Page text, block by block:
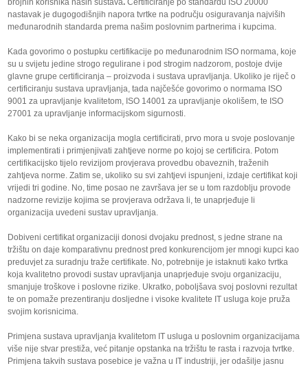
brojnih korisnika naših sustava.Certificiranje po standardu ISO 20000
nastavak je dugogodišnjih napora tvrtke na području osiguravanja najviših
međunarodnih standarda prema našim poslovnim partnerima i kupcima.
Kada govorimo o postupku certifikacije po međunarodnim ISO normama, koje
su u svijetu jedine strogo regulirane i pod strogim nadzorom, postoje dvije
glavne grupe certificiranja – proizvoda i sustava upravljanja. Ukoliko je riječ o
certificiranju sustava upravljanja, tada najčešće govorimo o normama ISO
9001 za upravljanje kvalitetom, ISO 14001 za upravljanje okolišem, te ISO
27001 za upravljanje informacijskom sigurnosti.
Kako bi se neka organizacija mogla certificirati, prvo mora u svoje poslovanje
implementirati i primjenjivati zahtjeve norme po kojoj se certificira. Potom
certifikacijsko tijelo revizijom provjerava provedbu obaveznih, traženih
zahtjeva norme. Zatim se, ukoliko su svi zahtjevi ispunjeni, izdaje certifikat koji
vrijedi tri godine. No, time posao ne završava jer se u tom razdoblju provode
nadzorne revizije kojima se provjerava održava li, te unaprjeđuje li
organizacija uvedeni sustav upravljanja.
Dobiveni certifikat organizaciji donosi dvojaku prednost, s jedne strane na
tržištu on daje komparativnu prednost pred konkurencijom jer mnogi kupci kao
preduvjet za suradnju traže certifikate. No, potrebnije je istaknuti kako tvrtka
koja kvalitetno provodi sustav upravljanja unaprjeđuje svoju organizaciju,
smanjuje troškove i poslovne rizike. Ukratko, poboljšava svoj poslovni rezultat
te on pomaže prezentiranju dosljedne i visoke kvalitete IT usluga koje pruža
svojim korisnicima.
Primjena sustava upravljanja kvalitetom IT usluga u poslovnim organizacijama
više nije stvar prestiža, već pitanje opstanka na tržištu te rasta i razvoja tvrtke.
Primjena takvih sustava posebice je važna u IT industriji, jer odašilje jasnu